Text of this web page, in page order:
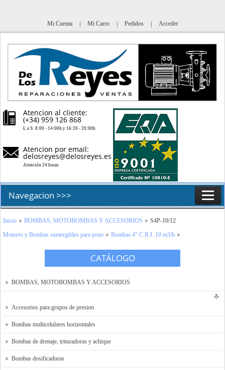
Mi Cuenta Mi Carro Pedidos Acceder
Atencion al cliente:
(+34) 959 126 868
L a S: 8:00 - 14:00h y 16:20 - 20:00h
Atencion por email:
delosreyes@delosreyes.es
Atención 24 horas
Navegacion >>>
Inicio
Tienda Online
Solicitar presupuesto
Inicio
BOMBAS, MOTOBOMBAS Y ACCESORIOS
Motores y Bombas sumergibles para pozo
Bombas 4" C.R.I. 10 m3/h
S4P-10/12
CATÁLOGO
BOMBAS, MOTOBOMBAS Y ACCESORIOS
Accesorios para grupos de presion
Bombas multicelulares horizontales
Bombas de drenaje, trituradoras y achique
Bombas dosificadoras